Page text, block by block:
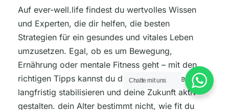
Auf ever-well.life findest du wertvolles Wissen
und Experten, die dir helfen, die besten
Strategien für ein gesundes und vitales Leben
umzusetzen. Egal, ob es um Bewegung,
Ernährung oder mentale Fitness geht – mit den
richtigen Tipps kannst du dein Wohlbefinden
langfristig stabilisieren und deine Zukunft aktiv
gestalten. dein Alter bestimmt nicht, wie fit du
Chatte mit uns